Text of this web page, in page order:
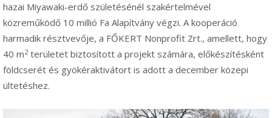
hazai Miyawaki-erdő születésénél szakértelmével
közreműködő 10 millió Fa Alapítvány végzi. A kooperáció
harmadik résztvevője, a FŐKERT Nonprofit Zrt., amellett, hogy
40 m2területet biztosított a projekt számára, előkészítésként
földcserét és gyökéraktivátort is adott a december közepi
ültetéshez.